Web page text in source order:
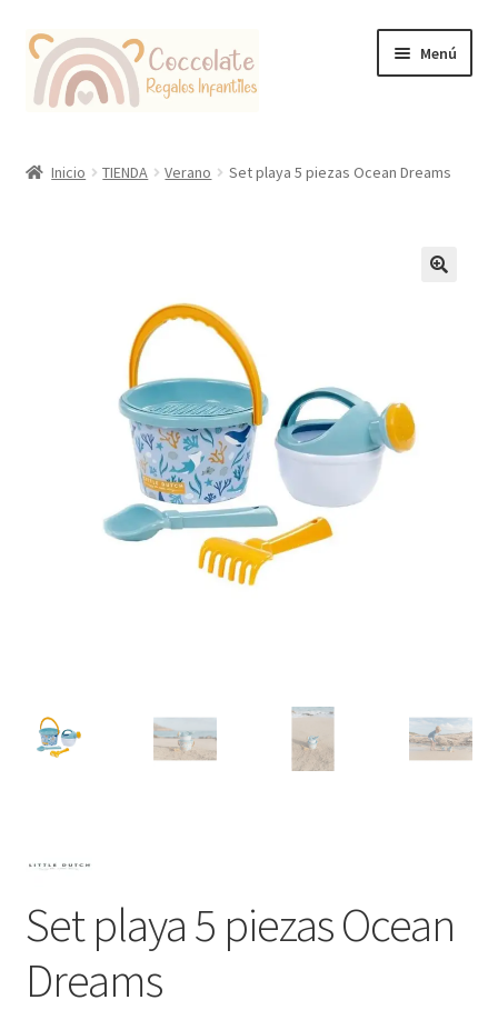
Ir
la
Ir
contenido
Menú
Inicio TIENDA Verano Set playa 5 piezas Ocean Dreams
Set playa 5 piezas Ocean
Dreams